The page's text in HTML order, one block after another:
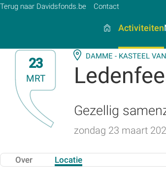
Terug naar Davidsfonds.be Contact
Activiteiten
23
MRT
DAMME - KASTEEL
Gezellig
zondag 23 maart
Over Locatie
Zoek:
Zoeken